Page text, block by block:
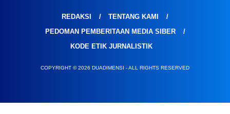
REDAKSI
TENTANG KAMI
PEDOMAN PEMBERITAAN MEDIA SIBER
KODE ETIK JURNALISTIK
COPYRIGHT © 2026 DUADIMENSI - ALL RIGHTS RESERVED